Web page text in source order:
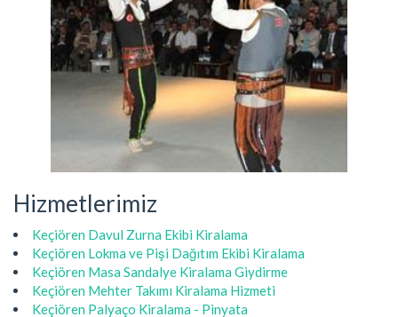
Hizmetlerimiz
Keçiören Davul Zurna Ekibi Kiralama
Keçiören Lokma ve Pişi Dağıtım Ekibi Kiralama
Keçiören Masa Sandalye Kiralama Giydirme
Keçiören Mehter Takımı Kiralama Hizmeti
Keçiören Palyaço Kiralama - Pinyata